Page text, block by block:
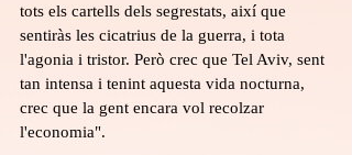
tots els cartells dels segrestats, així que
sentiràs les cicatrius de la guerra, i tota
l'agonia i tristor. Però crec que Tel Aviv, sent
tan intensa i tenint aquesta vida nocturna,
crec que la gent encara vol recolzar
l'economia".